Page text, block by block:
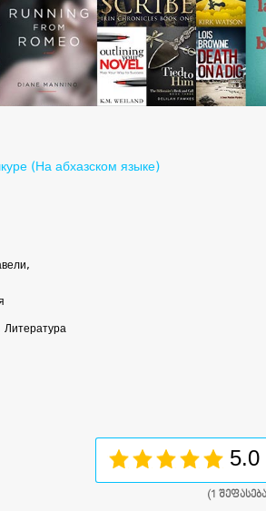
(На абхазском языке)
Литература
5.0
(1